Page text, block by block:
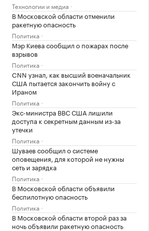
Технологии и медиа
В Московской области отменили
ракетную опасность
Политика
Мэр Киева сообщил о пожарах после
взрывов
Политика
CNN узнал, как высший военачальник
США пытается закончить войну с
Ираном
Политика
Экс-министра ВВС США лишили
доступа к секретным данным из-за
утечки
Политика
Шуваев сообщил о системе
оповещения, для которой не нужны
сеть и зарядка
Политика
В Московской области объявили
беспилотную опасность
Политика
В Московской области второй раз за
ночь объявили ракетную опасность